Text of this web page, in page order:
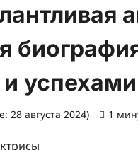
успехами
28 августа 2024) 1